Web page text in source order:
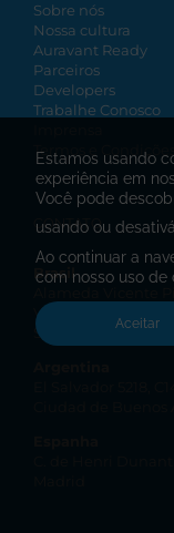
Sobre nós
Nossa cultura
Auravant Ready
Parceiros
Developers
Trabalhe Conosco
Termos e Condições
CONTATO
Brasil
Vila Olímpia, São
SP, 04547-130
Estamos usando
experiência em
Você pode
usando ou
Ao continuar a
com nosso uso de
Aceitar